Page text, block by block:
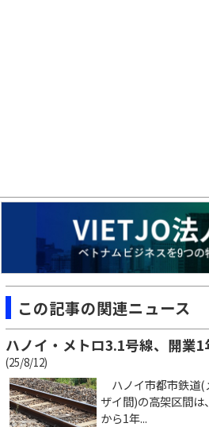
この記事の関連ニュース
ハノイ・メトロ3.1号線、開業
(25/8/12)
ハノイ市都市鉄道(
ザイ間)の高架区間
から1年...